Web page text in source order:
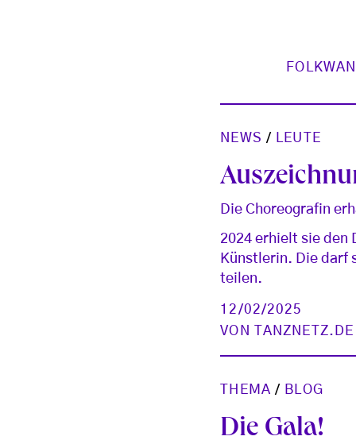
NEWS / LEUTE
Die Choreografin
2024 erhielt sie den
Künstlerin. Die darf
teilen.
12/02/2025
VON
THEMA / BLOG
Die Gala!